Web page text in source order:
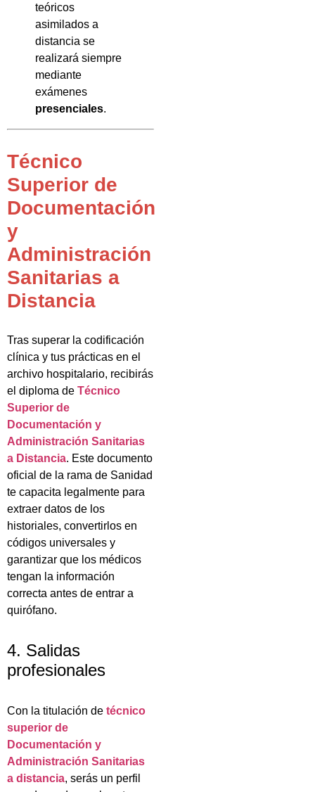
teóricos
asimilados a
distancia se
realizará siempre
mediante
exámenes
presenciales.
Técnico
Superior de
Documentación
y
Administración
Sanitarias a
Distancia
Tras superar la codificación
clínica y tus prácticas en el
archivo hospitalario, recibirás
el diploma de Técnico
Superior de
Documentación y
Administración Sanitarias
a Distancia. Este documento
oficial de la rama de Sanidad
te capacita legalmente para
extraer datos de los
historiales, convertirlos en
códigos universales y
garantizar que los médicos
tengan la información
correcta antes de entrar a
quirófano.
4. Salidas
profesionales
Con la titulación de técnico
superior de
Documentación y
Administración Sanitarias
a distancia, serás un perfil